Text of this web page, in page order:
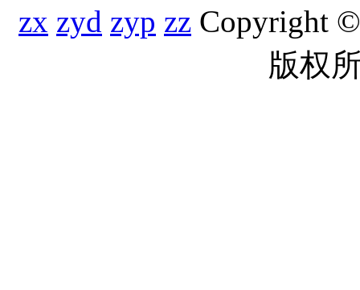
zx zyd zyp zz Copyright
版权